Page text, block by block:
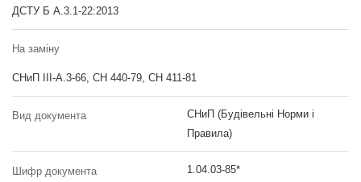
ДСТУ Б А.3.1-22:2013
На заміну
СНиП ІІІ-А.3-66, СН 440-79, СН 411-81
Вид документа
СНиП (Будівельні Норми і
Правила)
Шифр документа 1.04.03-85*